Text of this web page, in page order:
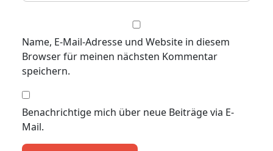
Name, E-Mail-Adresse und Website in diesem
Browser für meinen nächsten Kommentar
speichern.
Benachrichtige mich über neue Beiträge via E-
Mail.